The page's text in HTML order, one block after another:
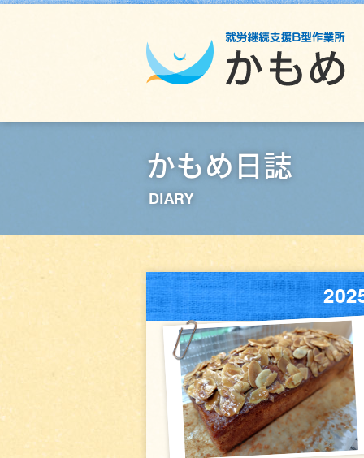
かもめ日誌
DIARY